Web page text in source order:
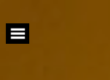
content